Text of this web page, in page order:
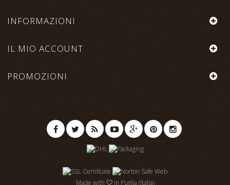
INFORMAZIONI
IL MIO ACCOUNT
PROMOZIONI
Made with in Puglia (Italia)